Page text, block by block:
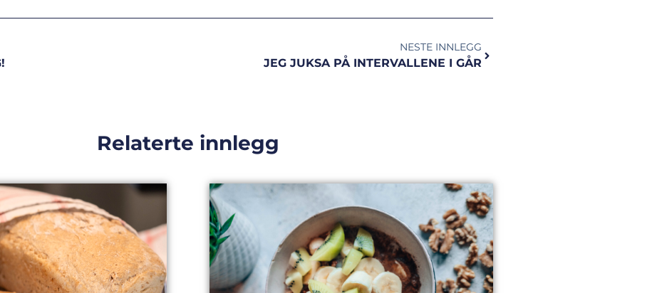
NESTE INNLEGG
JEG JUKSA PÅ INTERVALLENE I GÅR
Relaterte innlegg